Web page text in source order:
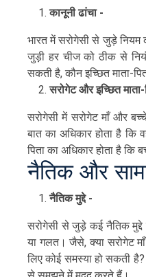
कानूनी ढांचा -
भारत में सरोगेसी से जुड़े
जुड़ी हर चीज को ठीक से
सकती है, कौन इच्छित माता-
सरोगेट और इच्छित
सरोगेसी में सरोगेट माँ और
बात का अधिकार होता है कि
पिता का अधिकार होता है
नैतिक और
नैतिक मुद्दे -
सरोगेसी से जुड़े कई नैतिक
या गलत। जैसे, क्या सरोगेट
लिए कोई समस्या हो सकती